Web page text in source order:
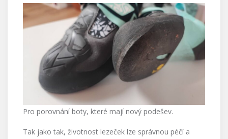
Pro porovnání boty, které mají nový podešev.
Tak jako tak, životnost lezeček lze správnou péčí a